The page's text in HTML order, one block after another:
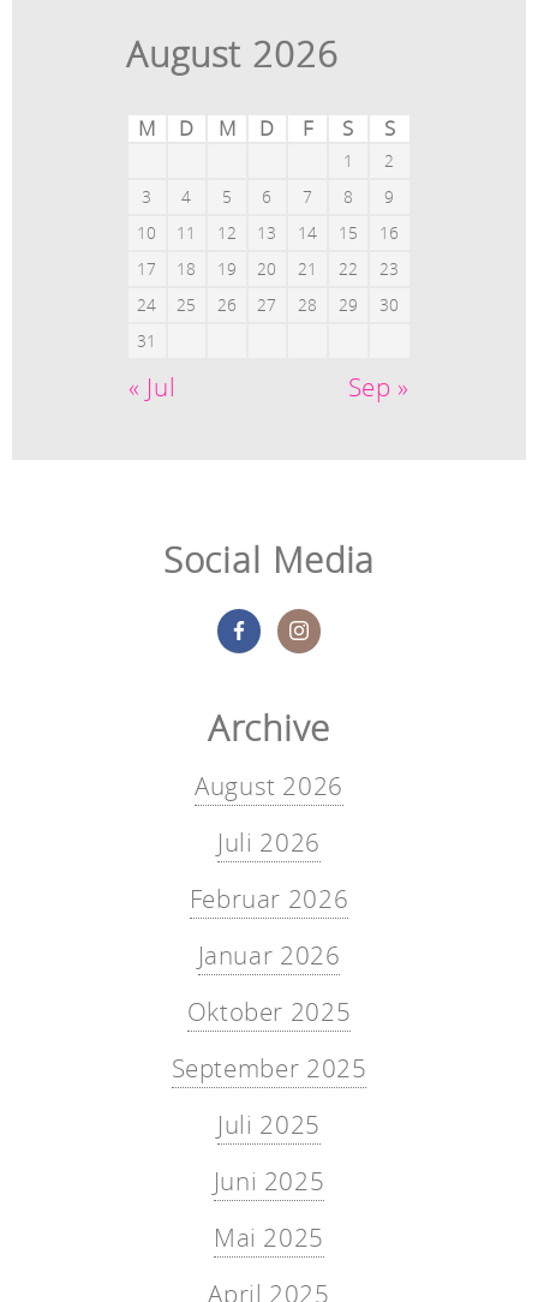
August 2026
M D M D F S S
« Jul Sep »
1
2
3
4 5 6 7 8
9
10
11 12 13 14 15
16
17
18 19 20 21 22
23
24
25 26 27 28 29
30
31
Social Media
Archive
August 2026
Juli 2026
Februar 2026
Januar 2026
Oktober 2025
September 2025
Juli 2025
Juni 2025
Mai 2025
April 2025